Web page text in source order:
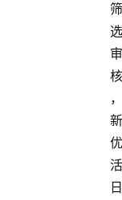
筛
选
审
核
，
新
优
活
日